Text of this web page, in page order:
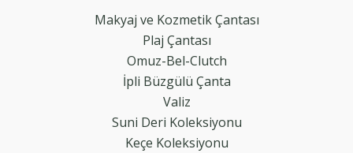
Makyaj ve Kozmetik Çantası
Plaj Çantası
Omuz-Bel-Clutch
İpli Büzgülü Çanta
Valiz
Suni Deri Koleksiyonu
Keçe Koleksiyonu